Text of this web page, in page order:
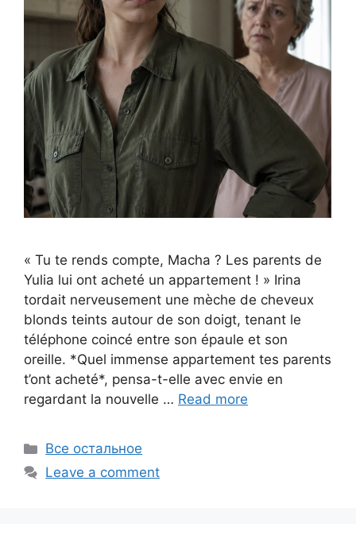
« Tu te rends compte, Macha ? Les parents de
Yulia lui ont acheté un appartement ! » Irina
tordait nerveusement une mèche de cheveux
blonds teints autour de son doigt, tenant le
téléphone coincé entre son épaule et son
oreille. *Quel immense appartement tes parents
t’ont acheté*, pensa-t-elle avec envie en
regardant la nouvelle … Read more
Categories
Все остальное
Leave a comment